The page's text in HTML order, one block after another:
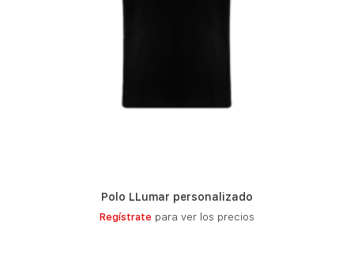
Polo LLumar personalizado
Regístrate para ver los precios